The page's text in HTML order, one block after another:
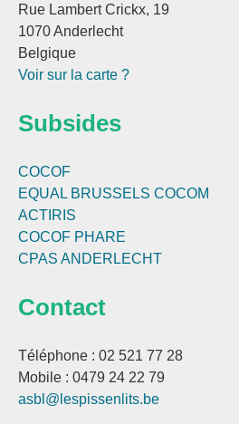
Rue Lambert Crickx, 19
1070 Anderlecht
Belgique
Voir sur la carte ?
Subsides
COCOF
EQUAL BRUSSELS COCOM
ACTIRIS
COCOF PHARE
CPAS ANDERLECHT
Contact
Téléphone : 02 521 77 28
Mobile : 0479 24 22 79
asbl@lespissenlits.be